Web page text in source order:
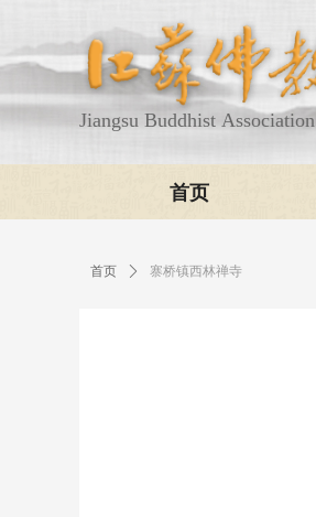
Jiangsu Buddhist Association
首页
首页 ꄲ 寨桥镇西林禅寺